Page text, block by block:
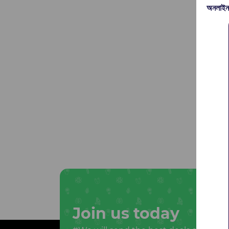
Join us today